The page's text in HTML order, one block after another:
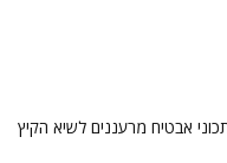
אבטיח מרעננים לשיא הקיץ